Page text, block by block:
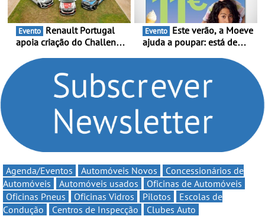
Evento
apoia criação do Challenge
compromisso com o
automobilismo nacional
continua em 2026
Evento
ajuda a poupar: está de
Volta” com descontos de
Agenda/Eventos Automóveis Novos
Concessionários de
Automóveis
Automóveis usados
Oficinas de Automóveis
Oficinas Pneus
Oficinas Vidros Pilotos
Escolas de
Condução
Centros de Inspecção Clubes Auto